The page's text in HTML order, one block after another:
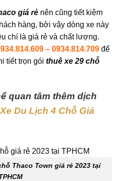
giá rẻ nên cũng tiết kiệm
hàng, bởi vậy dòng xe này
chí là giá rẻ và chất lượng.
– 0934.814.709 để
tiết trọn gói thuê xe 29 chỗ
quan tâm thêm dịch
Du Lịch 4 Chỗ Giá
Thaco Town giá rẻ 2023 tại